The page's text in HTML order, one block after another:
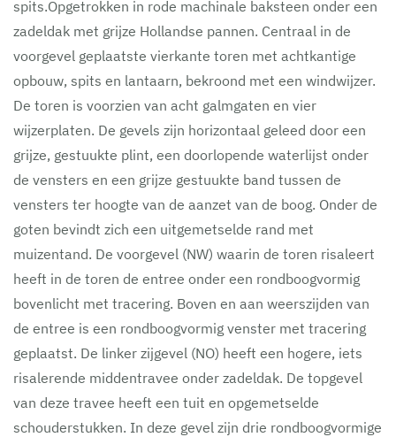
spits.Opgetrokken in rode machinale baksteen onder een
zadeldak met grijze Hollandse pannen. Centraal in de
voorgevel geplaatste vierkante toren met achtkantige
opbouw, spits en lantaarn, bekroond met een windwijzer.
De toren is voorzien van acht galmgaten en vier
wijzerplaten. De gevels zijn horizontaal geleed door een
grijze, gestuukte plint, een doorlopende waterlijst onder
de vensters en een grijze gestuukte band tussen de
vensters ter hoogte van de aanzet van de boog. Onder de
goten bevindt zich een uitgemetselde rand met
muizentand. De voorgevel (NW) waarin de toren risaleert
heeft in de toren de entree onder een rondboogvormig
bovenlicht met tracering. Boven en aan weerszijden van
de entree is een rondboogvormig venster met tracering
geplaatst. De linker zijgevel (NO) heeft een hogere, iets
risalerende middentravee onder zadeldak. De topgevel
van deze travee heeft een tuit en opgemetselde
schouderstukken. In deze gevel zijn drie rondboogvormige